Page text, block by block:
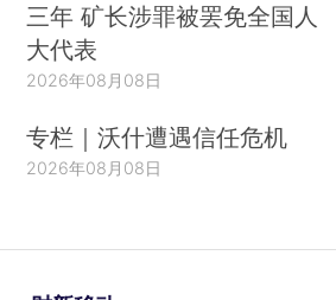
三年 矿长涉罪被罢免全国人
大代表
2026年08月08日
专栏｜沃什遭遇信任危机
2026年08月08日